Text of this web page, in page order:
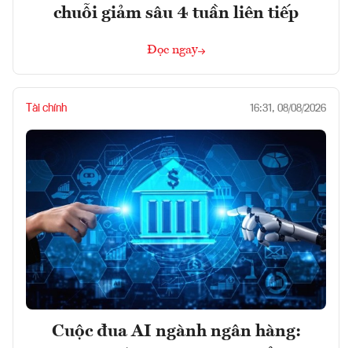
chuỗi giảm sâu 4 tuần liên tiếp
Đọc ngay
Tài chính 16:31, 08/08/2026
Cuộc đua AI ngành ngân hàng: